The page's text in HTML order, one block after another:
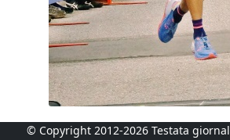
© Copyright 2012-2026 Testata